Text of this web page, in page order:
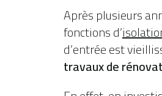
Après plusieurs
fonctions d’
d’entrée est
travaux de